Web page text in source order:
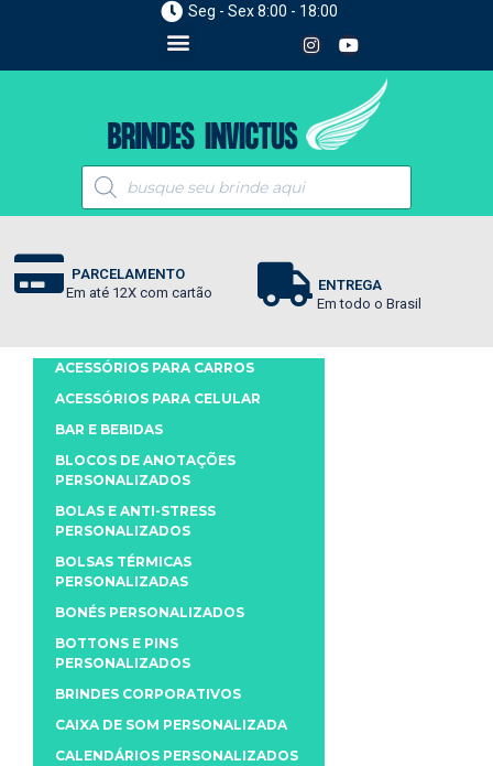
Seg - Sex 8:00 - 18:00
PARCELAMENTO
Em até 12X com cartão
ENTREGA
Em todo o Brasil
ACESSÓRIOS PARA CARROS
ACESSÓRIOS PARA CELULAR
BAR E BEBIDAS
BLOCOS DE ANOTAÇÕES
PERSONALIZADOS
BOLAS E ANTI-STRESS
PERSONALIZADOS
BOLSAS TÉRMICAS
PERSONALIZADAS
BONÉS PERSONALIZADOS
BOTTONS E PINS
PERSONALIZADOS
BRINDES CORPORATIVOS
CAIXA DE SOM PERSONALIZADA
CALENDÁRIOS PERSONALIZADOS